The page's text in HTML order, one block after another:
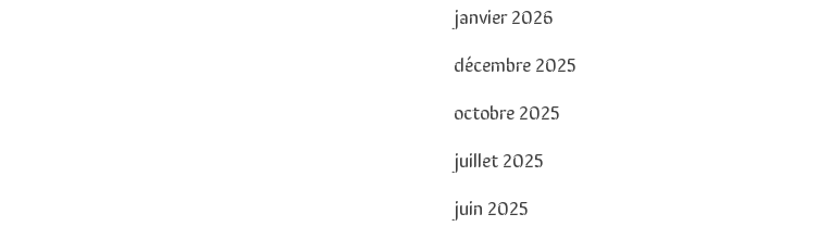
janvier 2026
décembre 2025
octobre 2025
juillet 2025
juin 2025